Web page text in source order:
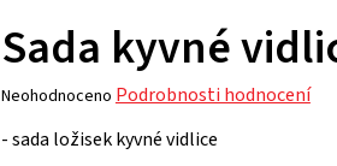
Sada kyvné
Průměrné
produktu
Neohodnoceno Podrobnosti hodnocení
- sada ložisek kyvné vidlice